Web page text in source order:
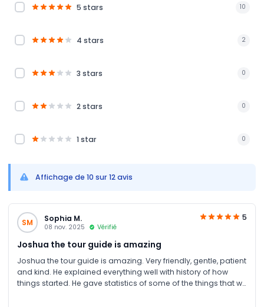
5 stars 10
4 stars 2
3 stars 0
2 stars 0
1 star 0
Affichage de 10 sur 12 avis
SM Sophia M.
08 nov. 2025 Vérifié
5
Joshua the tour guide is amazing
Joshua the tour guide is amazing. Very friendly, gentle, patient
and kind. He explained everything well with history of how
things started. He gave statistics of some of the things that we